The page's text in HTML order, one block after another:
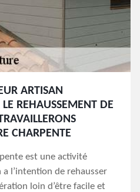
ARTISAN
REHAUSSEMENT DE
CHARPENTE
est une activité
l’intention de rehausser
loin d’être facile et